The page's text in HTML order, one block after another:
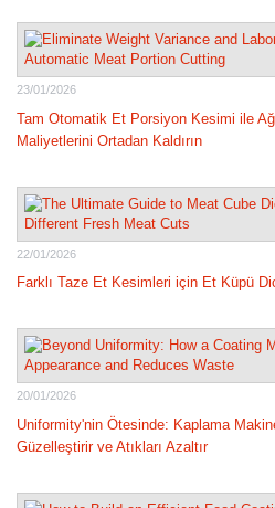
23/01/2026
Tam Otomatik Et Porsiyon Kesimi ile
Maliyetlerini Ortadan Kaldırın
22/01/2026
Farklı Taze Et Kesimleri için Et Küpü
20/01/2026
Uniformity'nin Ötesinde: Kaplama
Güzelleştirir ve Atıkları Azaltır